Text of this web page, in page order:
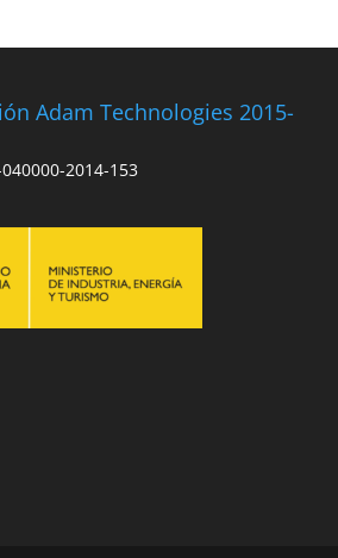
Adam Technologies 2015-
2014-153